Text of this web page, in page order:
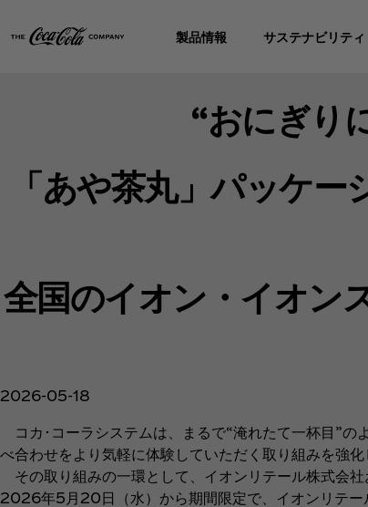
製品情報 サステナビリティ
“おにぎり
「あや茶丸」パッケ
全国のイオン・イオン
2026-05-18
コカ･コーラシステムは、まるで“淹れたて一杯目”の
べ合わせをより気軽に体験していただく取り組みを強化
その取り組みの一環として、イオンリテール株式会
2026年5月20日（水）から期間限定で、イオンリテ